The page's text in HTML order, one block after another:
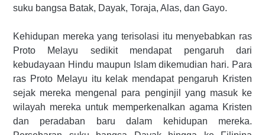
suku bangsa Batak, Dayak, Toraja, Alas, dan Gayo.
Kehidupan mereka yang terisolasi itu menyebabkan ras
Proto Melayu sedikit mendapat pengaruh dari
kebudayaan Hindu maupun Islam dikemudian hari. Para
ras Proto Melayu itu kelak mendapat pengaruh Kristen
sejak mereka mengenal para penginjil yang masuk ke
wilayah mereka untuk memperkenalkan agama Kristen
dan peradaban baru dalam kehidupan mereka.